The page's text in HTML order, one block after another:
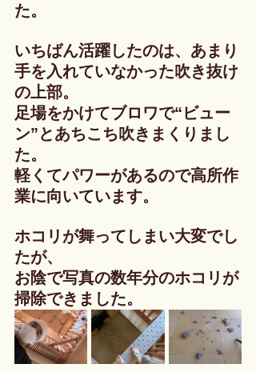
た。
いちばん活躍したのは、あまり
手を入れていなかった吹き抜け
の上部。
足場をかけてブロワで“ビュー
ン”とあちこち吹きまくりまし
た。
軽くてパワーがあるので高所作
業に向いています。
ホコリが舞ってしまい大変でし
たが、
お陰で写真の数年分のホコリが
掃除できました。